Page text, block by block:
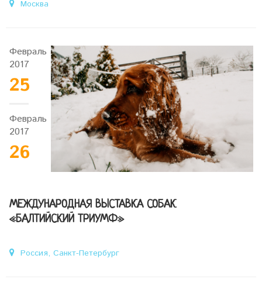
Москва
Февраль
2017
25
Февраль
2017
26
МЕЖДУНАРОДНАЯ ВЫСТАВКА СОБАК
«БАЛТИЙСКИЙ ТРИУМФ»
Россия, Санкт-Петербург